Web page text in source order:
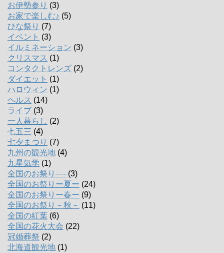
お伊勢参り (3)
お家で楽しむ♪ (5)
ひな祭り (7)
イベント (3)
イルミネーション (3)
クリスマス (1)
コンタクトレンズ (2)
ダイエット (1)
ハロウィン (1)
ヘルス (14)
ライブ (3)
一人暮らし (2)
七五三 (4)
七夕まつり (7)
九州の観光地 (4)
九星気学 (1)
全国のお祭り―- (3)
全国のお祭りー夏ー (24)
全国のお祭りー春ー (9)
全国のお祭り－秋－ (11)
全国の紅葉 (6)
全国の花火大会 (22)
冠婚葬祭 (2)
北海道観光地 (1)